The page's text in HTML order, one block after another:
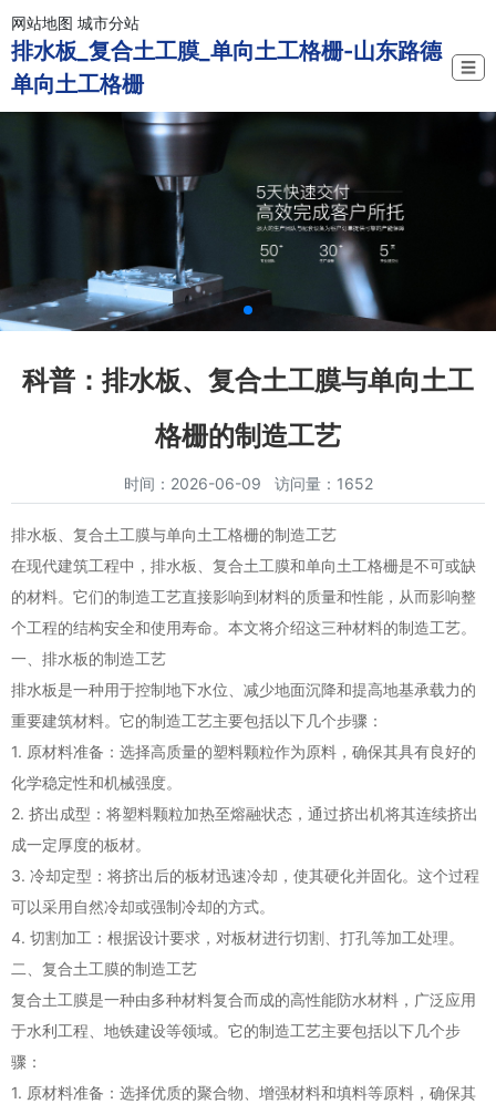
网站地图 城市分站
排水板_复合土工膜_单向土工格栅-山东路德
单向土工格栅
☰
科普：排水板、复合土工膜与单向土工
格栅的制造工艺
时间：2026-06-09 访问量：1652
排水板、复合土工膜与单向土工格栅的制造工艺
在现代建筑工程中，排水板、复合土工膜和单向土工格栅是不可或缺
的材料。它们的制造工艺直接影响到材料的质量和性能，从而影响整
个工程的结构安全和使用寿命。本文将介绍这三种材料的制造工艺。
一、排水板的制造工艺
排水板是一种用于控制地下水位、减少地面沉降和提高地基承载力的
重要建筑材料。它的制造工艺主要包括以下几个步骤：
1. 原材料准备：选择高质量的塑料颗粒作为原料，确保其具有良好的
化学稳定性和机械强度。
2. 挤出成型：将塑料颗粒加热至熔融状态，通过挤出机将其连续挤出
成一定厚度的板材。
3. 冷却定型：将挤出后的板材迅速冷却，使其硬化并固化。这个过程
可以采用自然冷却或强制冷却的方式。
4. 切割加工：根据设计要求，对板材进行切割、打孔等加工处理。
二、复合土工膜的制造工艺
复合土工膜是一种由多种材料复合而成的高性能防水材料，广泛应用
于水利工程、地铁建设等领域。它的制造工艺主要包括以下几个步
骤：
1. 原材料准备：选择优质的聚合物、增强材料和填料等原料，确保其